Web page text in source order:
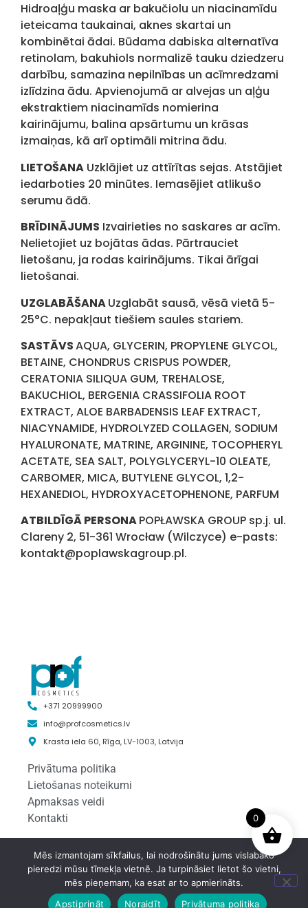
Hidroaļģu maska ​​ar bakučiolu un niacinamīdu
ieteicama taukainai, aknes skartai un
kombinētai ādai. Būdama dabiska alternatīva
retinolam, bakuhiols normalizē tauku dziedzeru
darbību, samazina nepilnības un acīmredzami
izlīdzina ādu. Apvienojumā ar alvejas un aļģu
ekstraktiem niacinamīds nomierina
kairinājumu, balina apsārtumu un krāsas
izmaiņas, kā arī optimāli mitrina ādu.
LIETOŠANA Uzklājiet uz attīrītas sejas. Atstājiet
iedarboties 20 minūtes. Iemasējiet atlikušo
serumu ādā.
BRĪDINĀJUMS Izvairieties no saskares ar acīm.
Nelietojiet uz bojātas ādas. Pārtrauciet
lietošanu, ja rodas kairinājums. Tikai ārīgai
lietošanai.
UZGLABĀŠANAUzglabāt sausā, vēsā vietā 5-
25°C. nepakļaut tiešiem saules stariem.
SASTĀVSAQUA, GLYCERIN, PROPYLENE GLYCOL,
BETAINE, CHONDRUS CRISPUS POWDER,
CERATONIA SILIQUA GUM, TREHALOSE,
BAKUCHIOL, BERGENIA CRASSIFOLIA ROOT
EXTRACT, ALOE BARBADENSIS LEAF EXTRACT,
NIACYNAMIDE, HYDROLYZED COLLAGEN, SODIUM
HYALURONATE, MATRINE, ARGININE, TOCOPHERYL
ACETATE, SEA SALT, POLYGLYCERYL-10 OLEATE,
CARBOMER, MICA, BUTYLENE GLYCOL, 1,2-
HEXANEDIOL, HYDROXYACETOPHENONE, PARFUM
ATBILDĪGĀ PERSONAPOPŁAWSKA GROUP sp.j. ul.
Clareny 2, 51-361 Wrocław (Wilczyce) e-pasts:
kontakt@poplawskagroup.pl.
+371 20999900
info@profcosmetics.lv
Krasta iela 60, Rīga, LV-1003, Latvija
Privātuma politika
Lietošanas noteikumi
Apmaksas veidi
Kontakti
© 2025 Profcosmetics.lv
0
Mēs izmantojam sīkfailus, lai nodrošinātu jums vislabāko
pieredzi mūsu tīmekļa vietnē. Ja turpināsiet lietot šo vietni,
mēs pieņemam, ka esat ar to apmierināts.
Apstiprināt
Noraidīt Privātuma politika